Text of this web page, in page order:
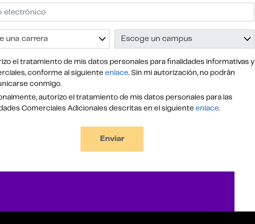
el tratamiento de mis datos personales para finalidades informativas y
conforme al siguiente enlace. Sin mi autorización, no podrán
conmigo.
autorizo el tratamiento de mis datos personales para las
Comerciales Adicionales descritas en el siguiente enlace.
Enviar